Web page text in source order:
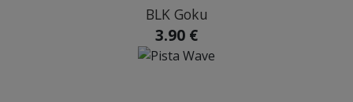
BLK Goku
3.90 €